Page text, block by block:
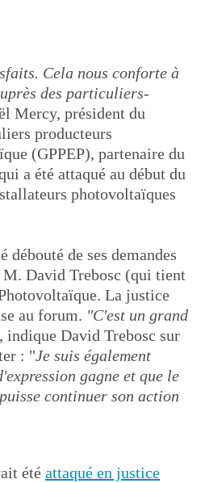
Cela nous conforte à
des particuliers-
Mercy, président du
producteurs
(GPPEP), partenaire du
a été attaqué au début du
photovoltaïques
débouté de ses demandes
David Trebosc (qui tient
La justice
au forum. "C'est un grand
indique David Trebosc sur
: "Je suis également
gagne et que le
continuer son action
été attaqué en justice